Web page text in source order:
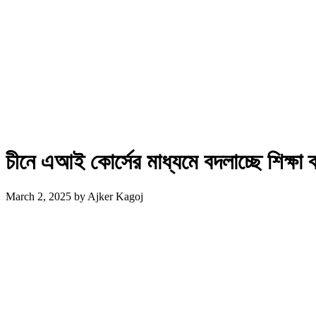
চীনে এআই কোর্সের মাধ্যমে বদলাচ্ছে শিক্ষা
March 2, 2025 by Ajker Kagoj